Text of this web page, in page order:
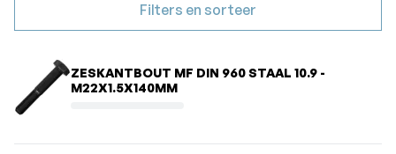
Filters en sorteer
ZESKANTBOUT MF DIN 960 STAAL 10.9 -
M22X1.5X140MM